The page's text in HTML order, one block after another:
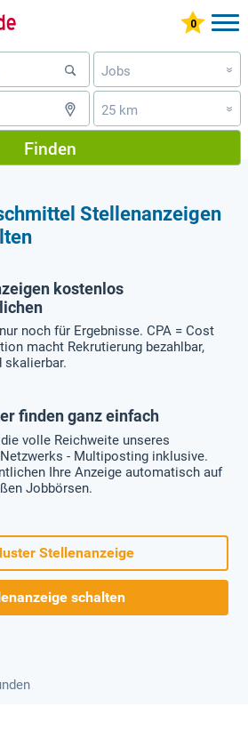
Jobs »
25 km »
Finden
Stellenanzeigen
kostenlos
noch für Ergebnisse. CPA = Cost
macht Rekrutierung bezahlbar,
skalierbar.
finden ganz einfach
volle Reichweite unseres
- Multiposting inklusive.
Ihre Anzeige automatisch auf
Jobbörsen.
Stellenanzeige
schalten